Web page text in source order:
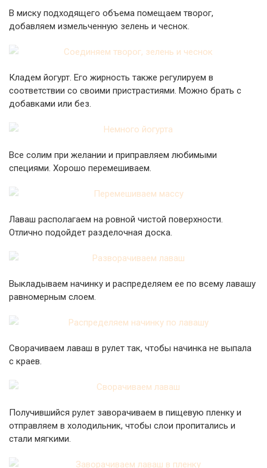
В миску подходящего объема помещаем творог,
добавляем измельченную зелень и чеснок.
Кладем йогурт. Его жирность также регулируем в
соответствии со своими пристрастиями. Можно брать с
добавками или без.
Все солим при желании и приправляем любимыми
специями. Хорошо перемешиваем.
Лаваш располагаем на ровной чистой поверхности.
Отлично подойдет разделочная доска.
Выкладываем начинку и распределяем ее по всему лавашу
равномерным слоем.
Сворачиваем лаваш в рулет так, чтобы начинка не выпала
с краев.
Получившийся рулет заворачиваем в пищевую пленку и
отправляем в холодильник, чтобы слои пропитались и
стали мягкими.